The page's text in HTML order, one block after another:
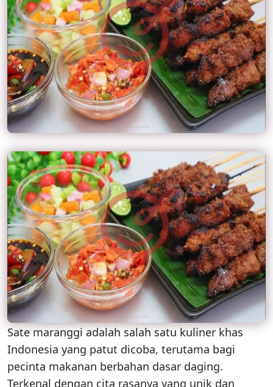
Sate maranggi adalah salah satu kuliner khas
Indonesia yang patut dicoba, terutama bagi
pecinta makanan berbahan dasar daging.
Terkenal dengan cita rasanya yang unik dan